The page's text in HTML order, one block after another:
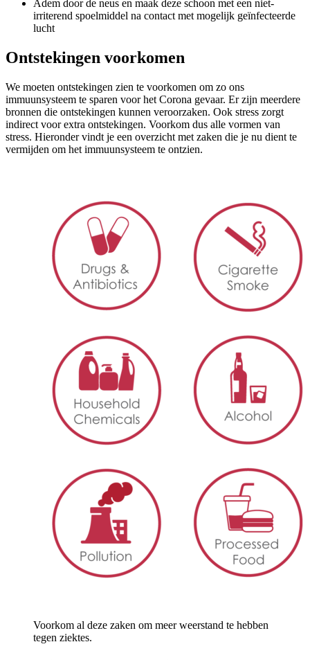
Adem door de neus en maak deze schoon met een niet-
irriterend spoelmiddel na contact met mogelijk geïnfecteerde
lucht
Ontstekingen voorkomen
We moeten ontstekingen zien te voorkomen om zo ons
immuunsysteem te sparen voor het Corona gevaar. Er zijn meerdere
bronnen die ontstekingen kunnen veroorzaken. Ook stress zorgt
indirect voor extra ontstekingen. Voorkom dus alle vormen van
stress. Hieronder vindt je een overzicht met zaken die je nu dient te
vermijden om het immuunsysteem te ontzien.
Voorkom al deze zaken om meer weerstand te hebben
tegen ziektes.